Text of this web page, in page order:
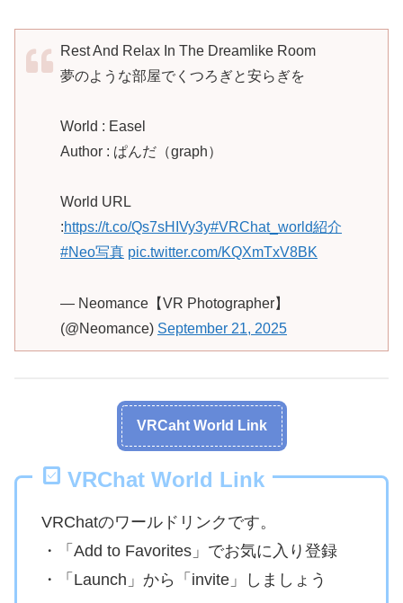
Rest And Relax In The Dreamlike Room
夢のような部屋でくつろぎと安らぎを
World : Easel
Author : ぱんだ（graph）
World URL
:https://t.co/Qs7sHIVy3y#VRChat_world紹介
#Neo写真 pic.twitter.com/KQXmTxV8BK
— Neomance【VR Photographer】
(@Neomance) September 21, 2025
VRCaht World Link
VRChat World Link
VRChatのワールドリンクです。
・「Add to Favorites」でお気に入り登録
・「Launch」から「invite」しましょう